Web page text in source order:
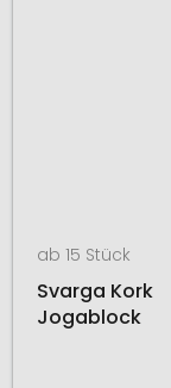
ab 15 Stück
Svarga Kork
Jogablock